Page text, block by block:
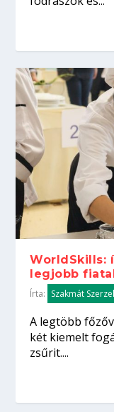
WorldSkills:
legjobb
Írta: Szakmát
A legtöbb
két kiemelt
zsűrit....